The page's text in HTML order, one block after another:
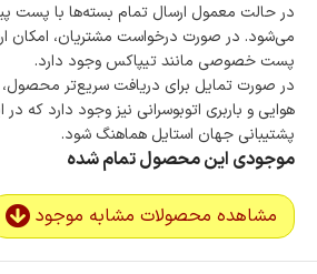
در حالت معمول ارسال تمام بسته‌ها با پست
می‌شود. در صورت درخواست مشتریان، امکان
پست خصوصی مانند تیپاکس وجود دارد.
در صورت تمایل برای دریافت سریع‌تر
هوایی و باربری اتوبوسرانی نیز وجود دارد که
پشتیبانی جهان استایل هماهنگ شود.
موجودی این محصول تمام شده
مشاهده محصولات مشابه موجود